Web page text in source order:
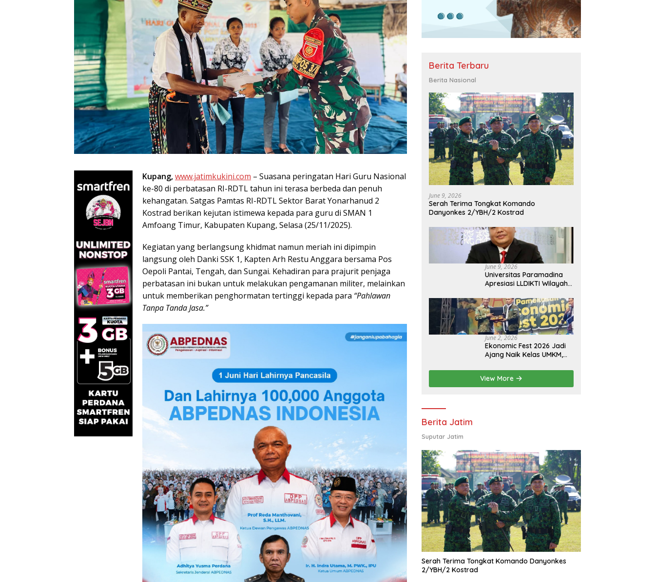
Kupang,www.jatimkukini.com – Suasana peringatan Hari Guru Nasional
ke-80 di perbatasan RI-RDTL tahun ini terasa berbeda dan penuh
kehangatan. Satgas Pamtas RI-RDTL Sektor Barat Yonarhanud 2
Kostrad berikan kejutan istimewa kepada para guru di SMAN 1
Amfoang Timur, Kabupaten Kupang, Selasa (25/11/2025).
Kegiatan yang berlangsung khidmat namun meriah ini dipimpin
langsung oleh Danki SSK 1, Kapten Arh Restu Anggara bersama Pos
Oepoli Pantai, Tengah, dan Sungai. Kehadiran para prajurit penjaga
perbatasan ini bukan untuk melakukan pengamanan militer, melainkan
untuk memberikan penghormatan tertinggi kepada para “Pahlawan
Tanpa Tanda Jasa.”
Berita Terbaru
Berita Nasional
June 9, 2026
Serah Terima Tongkat Komando
Danyonkes 2/YBH/2 Kostrad
June 9, 2026
Universitas Paramadina
Apresiasi LLDIKTI Wilayah
Eksistensi Perguruan
Tinggi Swasta
June 2, 2026
Ekonomic Fest 2026 Jadi
Ajang Naik Kelas UMKM,
Kolaborasi Ekspor hingga
Pendampingan Usaha
View More
Berita Jatim
Suputar Jatim
Serah Terima Tongkat Komando Danyonkes
2/YBH/2 Kostrad